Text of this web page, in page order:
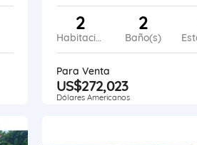
2
Habitaciones
2
Baño(s)
Para Venta
US$272,023
Dólares Americanos